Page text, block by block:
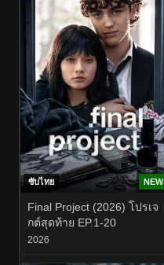
ซับไทย NEW
Final Project (2026) โปรเจ
กต์สุดท้าย EP.1-20
2026